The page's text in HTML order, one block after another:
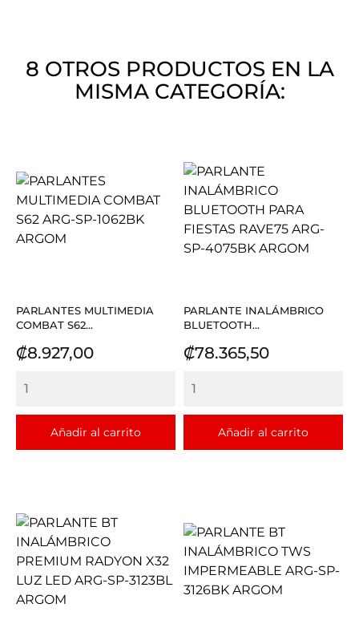
8 OTROS PRODUCTOS EN LA
MISMA CATEGORÍA:
PARLANTES MULTIMEDIA
COMBAT S62...
Precio
₡8.927,00
Añadir al carrito
PARLANTE INALÁMBRICO
BLUETOOTH...
Precio
₡78.365,50
Añadir al carrito